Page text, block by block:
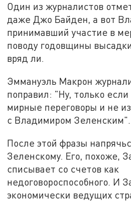
Один из журналистов
даже Джо Байден, а вот
принимавший участие в
поводу годовщины
вряд ли.
Эммануэль Макрон
поправил: "Ну, только если
мирные переговоры и не
с Владимиром Зеленским".
После этой фразы
Зеленскому. Его, похоже,
списывает со счетов как
недоговороспособного. И
экономически ведущих